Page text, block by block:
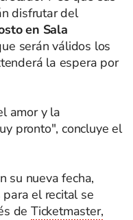
disfrutar del
en Sala
serán válidos los
la espera por
amor y la
pronto", concluye el
su nueva fecha,
el recital se
deTicketmaster,